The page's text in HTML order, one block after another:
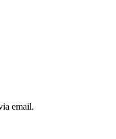
email.